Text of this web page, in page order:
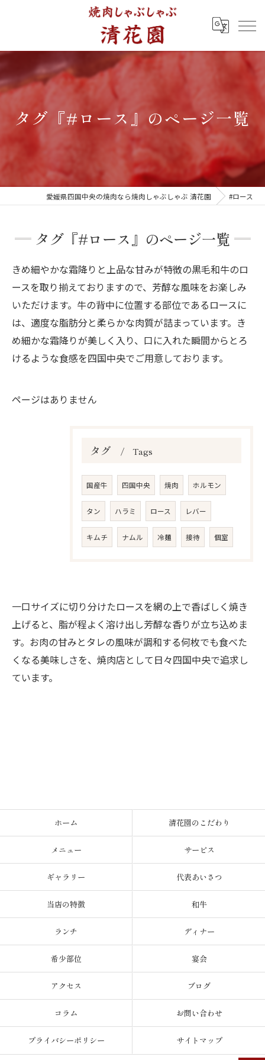
タグ『#ロース』のページ一覧
愛媛県四国中央の焼肉なら焼肉しゃぶしゃぶ 清花園 #ロース
タグ『#ロース』のページ一覧
きめ細やかな霜降りと上品な甘みが特徴の黒毛和牛のロ
ースを取り揃えておりますので、芳醇な風味をお楽しみ
いただけます。牛の背中に位置する部位であるロースに
は、適度な脂肪分と柔らかな肉質が詰まっています。き
め細かな霜降りが美しく入り、口に入れた瞬間からとろ
けるような食感を四国中央でご用意しております。
ページはありません
タグ Tags
国産牛 四国中央 焼肉 ホルモン
タン ハラミ ロース レバー
キムチ ナムル 冷麺 接待 個室
一口サイズに切り分けたロースを網の上で香ばしく焼き
上げると、脂が程よく溶け出し芳醇な香りが立ち込めま
す。お肉の甘みとタレの風味が調和する何枚でも食べた
くなる美味しさを、焼肉店として日々四国中央で追求し
ています。
ホーム 清花園のこだわり
メニュー サービス
ギャラリー 代表あいさつ
当店の特徴 和牛
ランチ ディナー
希少部位 宴会
アクセス ブログ
コラム お問い合わせ
プライバシーポリシー サイトマップ